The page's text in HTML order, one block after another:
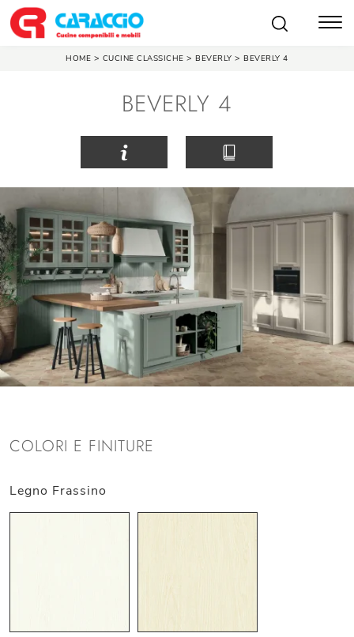
HOME > CUCINE CLASSICHE>BEVERLY >BEVERLY 4
BEVERLY 4
COLORI E FINITURE
Legno Frassino